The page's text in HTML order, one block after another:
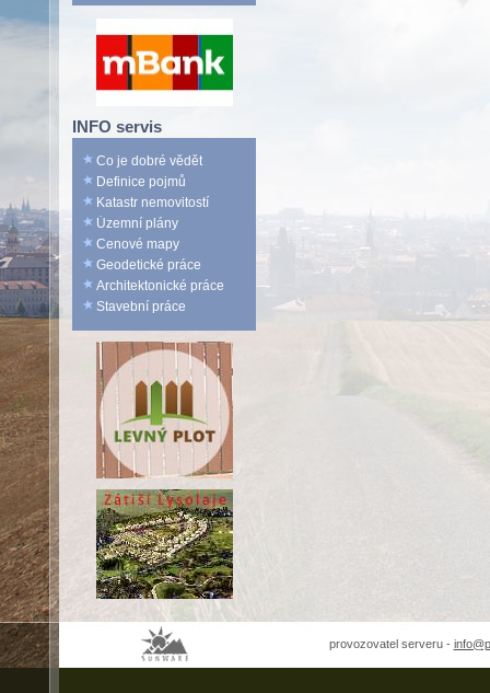
INFO servis
Co je dobré vědět
Definice pojmů
Katastr nemovitostí
Územní plány
Cenové mapy
Geodetické práce
Architektonické práce
Stavební práce
provozovatel serveru -